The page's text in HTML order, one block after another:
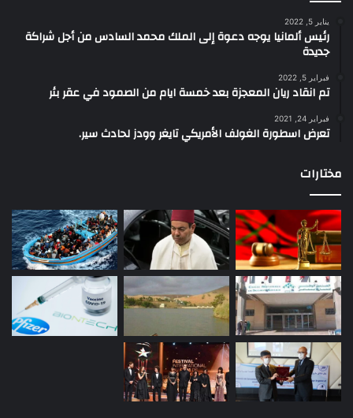
يناير 5, 2022
رئيس ألمانيا يوجه دعوة إلى الملك محمد السادس من أجل شراكة
جديدة
فبراير 5, 2022
تم انقاد ريان المعجزة بعد خمسة ايام من الصمود في عقر بئر
فبراير 24, 2021
تعرض اسطورة الغولف الأمريكي تايغر وودز لحادث سير.
مختارات